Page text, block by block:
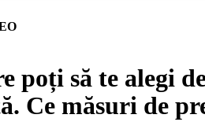
poți să te alegi
Ce măsuri de